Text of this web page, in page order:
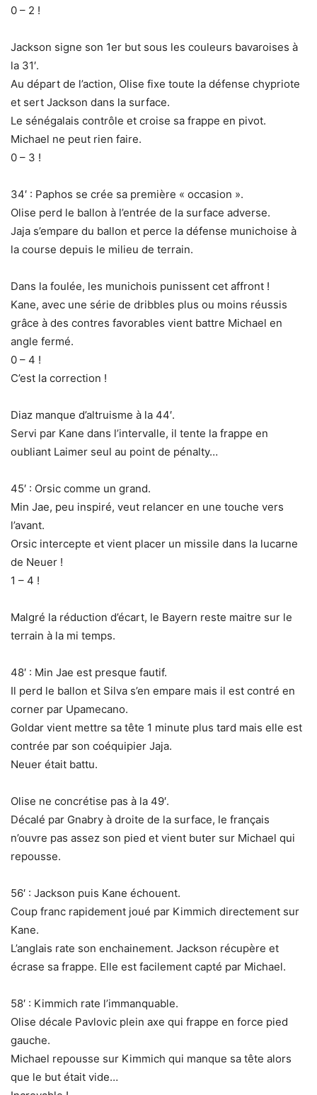
0 – 2 !
Jackson signe son 1er but sous les couleurs bavaroises à
la 31′.
Au départ de l’action, Olise fixe toute la défense chypriote
et sert Jackson dans la surface.
Le sénégalais contrôle et croise sa frappe en pivot.
Michael ne peut rien faire.
0 – 3 !
34′ : Paphos se crée sa première « occasion ».
Olise perd le ballon à l’entrée de la surface adverse.
Jaja s’empare du ballon et perce la défense munichoise à
la course depuis le milieu de terrain.
Dans la foulée, les munichois punissent cet affront !
Kane, avec une série de dribbles plus ou moins réussis
grâce à des contres favorables vient battre Michael en
angle fermé.
0 – 4 !
C’est la correction !
Diaz manque d’altruisme à la 44′.
Servi par Kane dans l’intervalle, il tente la frappe en
oubliant Laimer seul au point de pénalty…
45′ : Orsic comme un grand.
Min Jae, peu inspiré, veut relancer en une touche vers
l’avant.
Orsic intercepte et vient placer un missile dans la lucarne
de Neuer !
1 – 4 !
Malgré la réduction d’écart, le Bayern reste maitre sur le
terrain à la mi temps.
48′ : Min Jae est presque fautif.
Il perd le ballon et Silva s’en empare mais il est contré en
corner par Upamecano.
Goldar vient mettre sa tête 1 minute plus tard mais elle est
contrée par son coéquipier Jaja.
Neuer était battu.
Olise ne concrétise pas à la 49′.
Décalé par Gnabry à droite de la surface, le français
n’ouvre pas assez son pied et vient buter sur Michael qui
repousse.
56′ : Jackson puis Kane échouent.
Coup franc rapidement joué par Kimmich directement sur
Kane.
L’anglais rate son enchainement. Jackson récupère et
écrase sa frappe. Elle est facilement capté par Michael.
58′ : Kimmich rate l’immanquable.
Olise décale Pavlovic plein axe qui frappe en force pied
gauche.
Michael repousse sur Kimmich qui manque sa tête alors
que le but était vide…